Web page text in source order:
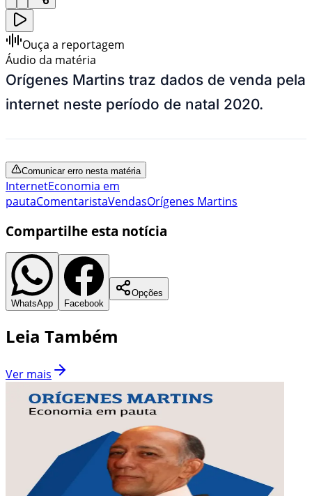
Ouça a reportagem
Áudio da matéria
Orígenes Martins traz dados de venda pela
internet neste período de natal 2020.
Comunicar erro nesta matéria
InternetEconomia em
pautaComentaristaVendasOrígenes Martins
Compartilhe esta notícia
WhatsApp Facebook
Opções
Leia Também
Ver mais